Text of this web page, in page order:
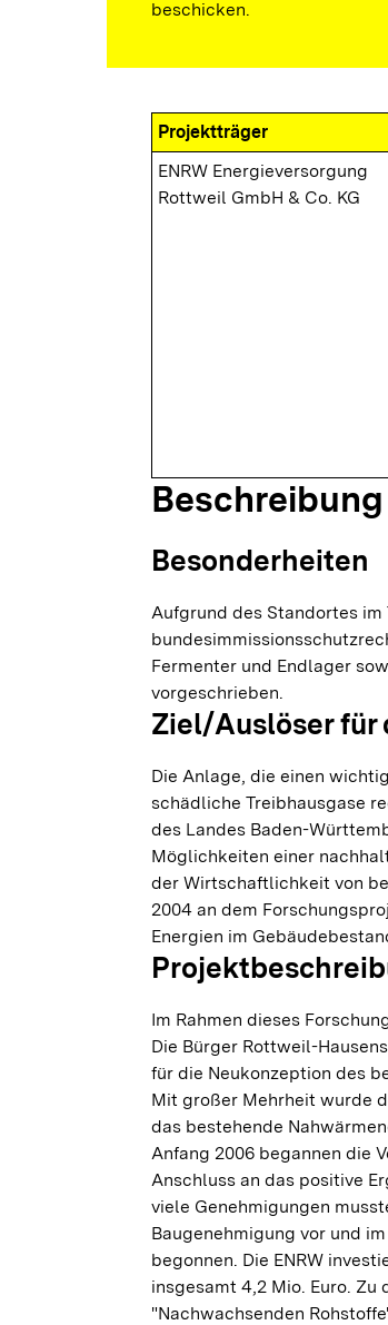
beschicken.
Projektträger
ENRW Energieversorgung
Rottweil GmbH & Co. KG
Beschreibung
Besonderheiten
Aufgrund des Standortes
Fermenter und Endlager
vorgeschrieben.
Ziel/Auslöser für
Die Anlage, die einen
schädliche Treibhausgase
des Landes Baden-
Möglichkeiten einer
der Wirtschaftlichkeit von
2004 an dem
Energien im
Im Rahmen dieses
Die Bürger Rottweil-
für die Neukonzeption des
Mit großer Mehrheit wurde
das bestehende
Anfang 2006 begannen die
Anschluss an das positive
viele Genehmigungen
Baugenehmigung vor und
begonnen. Die ENRW
insgesamt 4,2 Mio. Euro.
"Nachwachsenden